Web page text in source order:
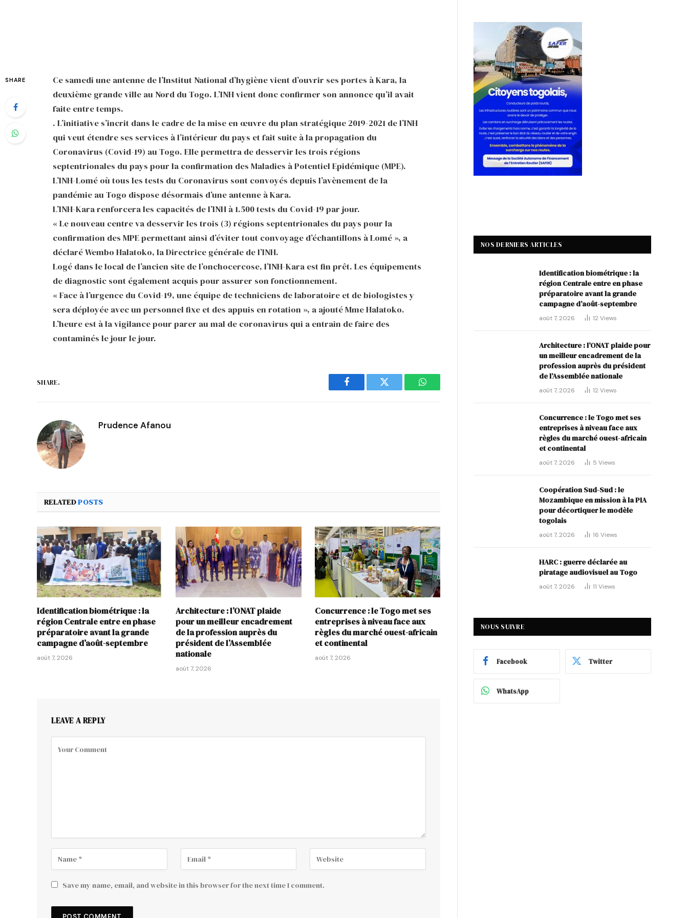
SHARE
Ce samedi une antenne de l’Institut National d’hygiène vient d’ouvrir ses portes à Kara, la
deuxième grande ville au Nord du Togo. L’INH vient donc confirmer son annonce qu’il avait
faite entre temps.
. L’initiative s’incrit dans le cadre de la mise en œuvre du plan stratégique 2019-2021 de l’INH
qui veut étendre ses services à l’intérieur du pays et fait suite à la propagation du
Coronavirus (Covid-19) au Togo. Elle permettra de desservir les trois régions
septentrionales du pays pour la confirmation des Maladies à Potentiel Epidémique (MPE).
L’INH-Lomé où tous les tests du Coronavirus sont convoyés depuis l’avènement de la
pandémie au Togo dispose désormais d’une antenne à Kara.
L’INH-Kara renforcera les capacités de l’INH à 1.500 tests du Covid-19 par jour.
« Le nouveau centre va desservir les trois (3) régions septentrionales du pays pour la
confirmation des MPE permettant ainsi d’éviter tout convoyage d’échantillons à Lomé », a
déclaré Wembo Halatoko, la Directrice générale de l’INH.
Logé dans le local de l’ancien site de l’onchocercose, l’INH-Kara est fin prêt. Les équipements
de diagnostic sont également acquis pour assurer son fonctionnement.
« Face à l’urgence du Covid-19, une équipe de techniciens de laboratoire et de biologistes y
sera déployée avec un personnel fixe et des appuis en rotation », a ajouté Mme Halatoko.
L’heure est à la vigilance pour parer au mal de coronavirus qui a entrain de faire des
contaminés le jour le jour.
SHARE.
Facebook Twitter WhatsApp
Prudence Afanou
RELATEDPOSTS
Identification biométrique : la
région Centrale entre en phase
préparatoire avant la grande
campagne d’août-septembre
août 7, 2026
Architecture : l’ONAT plaide
pour un meilleur encadrement
de la profession auprès du
président de l’Assemblée
nationale
août 7, 2026
Concurrence : le Togo met ses
entreprises à niveau face aux
règles du marché ouest-africain
et continental
août 7, 2026
LEAVE A REPLY
Save my name, email, and website in this browser for the next time I comment.
NOS DERNIERS ARTICLES
Identification biométrique : la
région Centrale entre en phase
préparatoire avant la grande
campagne d’août-septembre
août 7, 2026 12 Views
Architecture : l’ONAT plaide pour
un meilleur encadrement de la
profession auprès du président
de l’Assemblée nationale
août 7, 2026 12 Views
Concurrence : le Togo met ses
entreprises à niveau face aux
règles du marché ouest-africain
et continental
août 7, 2026 5 Views
Coopération Sud-Sud : le
Mozambique en mission à la PIA
pour décortiquer le modèle
togolais
août 7, 2026 16 Views
HARC : guerre déclarée au
piratage audiovisuel au Togo
août 7, 2026 11 Views
NOUS SUIVRE
Facebook Twitter
WhatsApp